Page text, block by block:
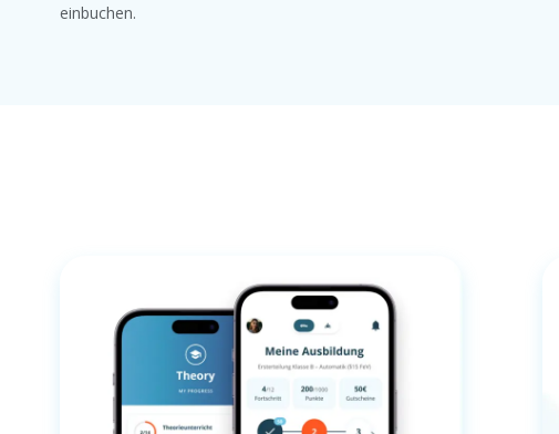
einbuchen.